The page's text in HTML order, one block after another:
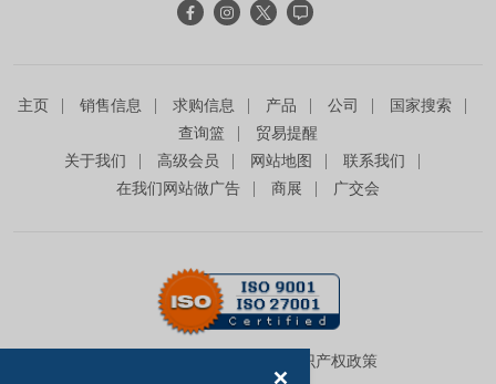
主页 销售信息 求购信息 产品 公司
国家搜索
查询篮
贸易提醒
关于我们
高级会员 网站地图
联系我们
在我们网站做广告
商展 广交会
知识产权政策